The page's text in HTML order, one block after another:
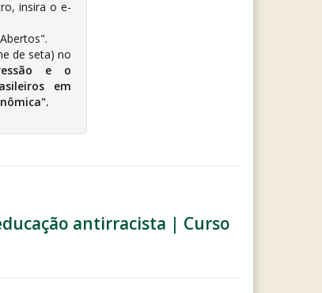
insira o e-
de seta) no
e o
em
".
antirracista | Curso